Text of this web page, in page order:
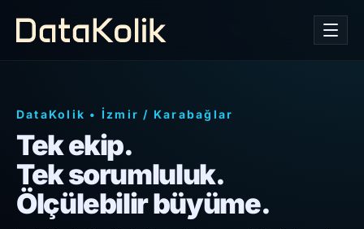
DataKolik • İzmir / Karabağlar
Tek ekip.
Tek sorumluluk.
Ölçülebilir büyüme.